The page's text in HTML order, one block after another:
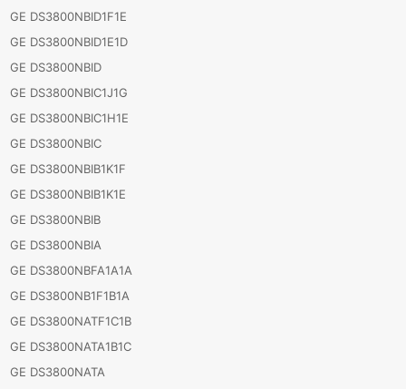
GE DS3800NBID1F1E
GE DS3800NBID1E1D
GE DS3800NBID
GE DS3800NBIC1J1G
GE DS3800NBIC1H1E
GE DS3800NBIC
GE DS3800NBIB1K1F
GE DS3800NBIB1K1E
GE DS3800NBIB
GE DS3800NBIA
GE DS3800NBFA1A1A
GE DS3800NB1F1B1A
GE DS3800NATF1C1B
GE DS3800NATA1B1C
GE DS3800NATA